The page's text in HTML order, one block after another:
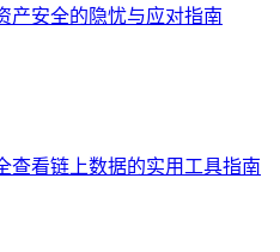
产安全的隐忧与应对指南
查看链上数据的实用工具指南